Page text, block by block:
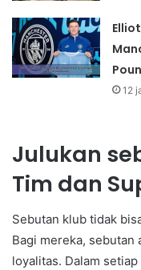
12
Julukan
Tim dan
Sebutan klub tidak
Bagi mereka, sebutan
loyalitas. Dalam